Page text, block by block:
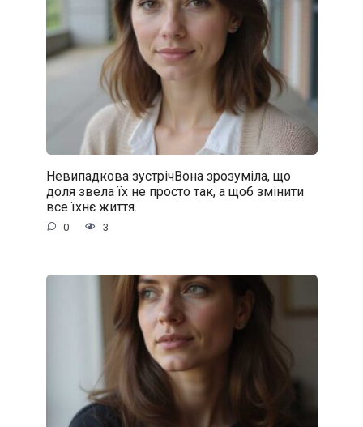
Невипадкова зустрічВона зрозуміла, що
доля звела їх не просто так, а щоб змінити
все їхнє життя.
0 3